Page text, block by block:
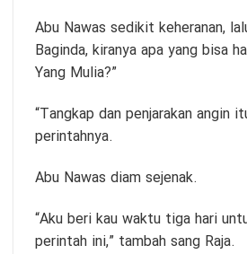
Abu Nawas sedikit keheranan,
Baginda, kiranya apa yang bisa
Yang Mulia?”
“Tangkap dan penjarakan angin
perintahnya.
Abu Nawas diam sejenak.
“Aku beri kau waktu tiga hari
perintah ini,” tambah sang Raja.